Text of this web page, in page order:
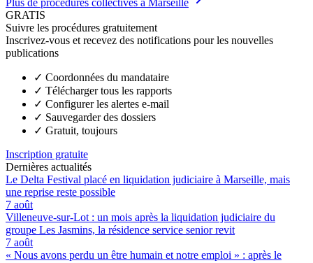
GRATIS
Suivre les procédures gratuitement
Inscrivez-vous et recevez des notifications pour les nouvelles
publications
✓ Coordonnées du mandataire
✓ Télécharger tous les rapports
✓ Configurer les alertes e-mail
✓ Sauvegarder des dossiers
✓ Gratuit, toujours
Inscription gratuite
Dernières actualités
Le Delta Festival placé en liquidation judiciaire à Marseille, mais
une reprise reste possible
7 août
Villeneuve-sur-Lot : un mois après la liquidation judiciaire du
groupe Les Jasmins, la résidence service senior revit
7 août
« Nous avons perdu un être humain et notre emploi » : après le